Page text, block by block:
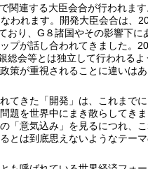
関連する大臣会合が行われます
われます。開発大臣会合は、
おり、G８諸国やその影響下に
プが話し合われてきました。
総会等とは独立して行われるよ
策が重視されることに違いはあ
てきた「開発」は、これまでに
題を世界中にまき散らしてきま
「意気込み」を見るにつれ、
とは到底思えないようなテー